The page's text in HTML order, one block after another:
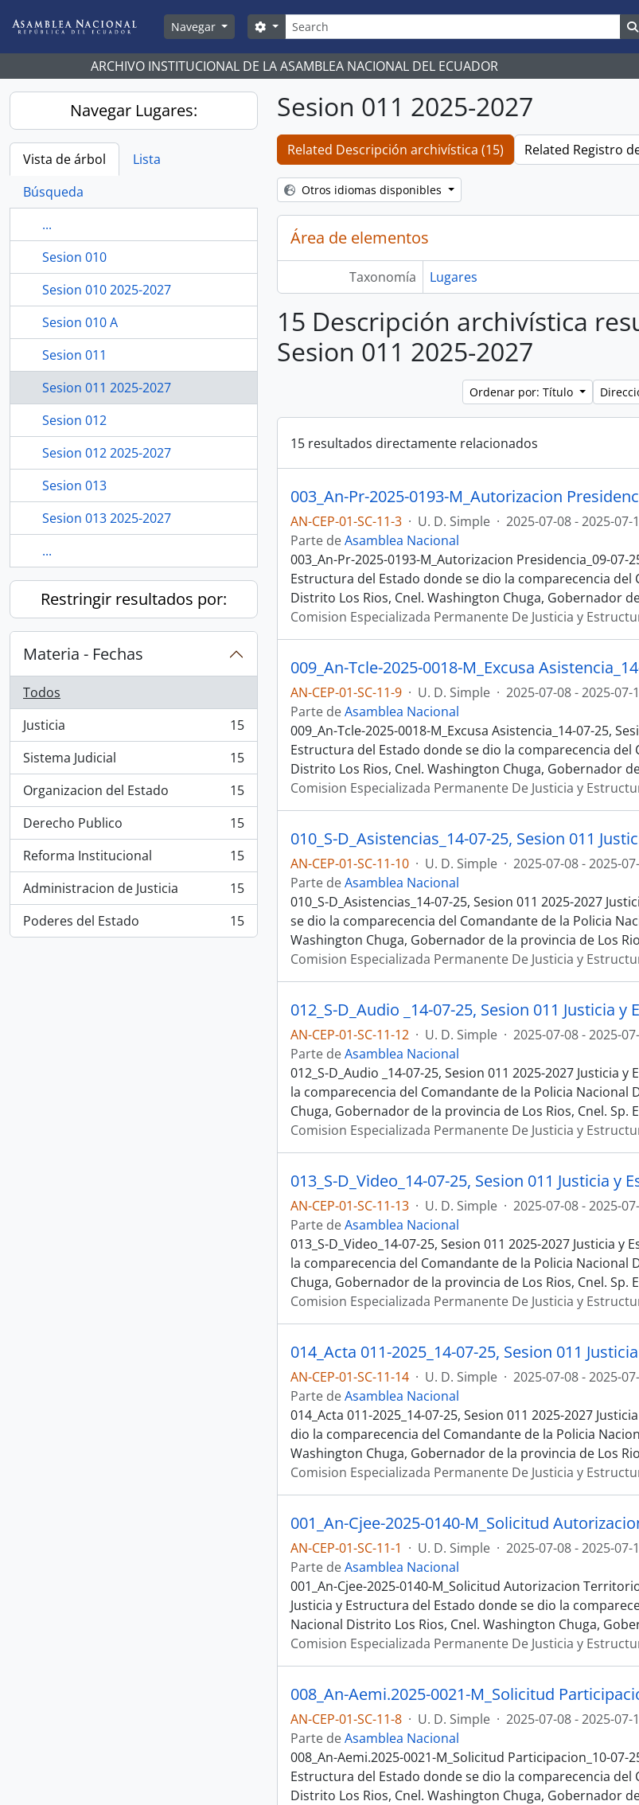
Navegar
Búsqueda
Search options
ARCHIVO INSTITUCIONAL DE LA ASAMBLEA NACIONAL DEL ECUADOR
Navegar Lugares:
Vista de árbol
Lista
Búsqueda
...
Sesion 010
Sesion 010 2025-2027
Sesion 010 A
Sesion 011
Sesion 011 2025-2027
Sesion 012
Sesion 012 2025-2027
Sesion 013
Sesion 013 2025-2027
...
Restringir resultados por:
Materia - Fechas
Todos
Justicia
, 15 resultados
15
Sistema Judicial
, 15 resultados
15
Organizacion del Estado
, 15 resultados
15
Derecho Publico
, 15 resultados
15
Reforma Institucional
, 15 resultados
15
Administracion de Justicia
, 15 resultados
15
Poderes del Estado
, 15 resultados 15
Sesion 011 2025-2027
Related Descripción archivística (15) Related Registro
Otros idiomas disponibles
Área de elementos
Taxonomía Lugares
15 Descripción archivística
Sesion 011 2025-2027
Ordenar por: Título
15 resultados directamente relacionados
AN-CEP-01-SC-11-3 · U. D. Simple · 2025-07-08 - 2025-07-
Parte deAsamblea Nacional
003_An-Pr-2025-0193-M_Autorizacion Presidencia_09-07-
Estructura del Estado donde se dio la comparecencia del
Distrito Los Rios, Cnel. Washington Chuga, Gobernador
Comision Especializada Permanente De Justicia y
AN-CEP-01-SC-11-9 · U. D. Simple · 2025-07-08 - 2025-07-
Parte deAsamblea Nacional
009_An-Tcle-2025-0018-M_Excusa Asistencia_14-07-25,
Estructura del Estado donde se dio la comparecencia del
Distrito Los Rios, Cnel. Washington Chuga, Gobernador
Comision Especializada Permanente De Justicia y
AN-CEP-01-SC-11-10 · U. D. Simple · 2025-07-08 - 2025-
Parte deAsamblea Nacional
010_S-D_Asistencias_14-07-25, Sesion 011 2025-2027
se dio la comparecencia del Comandante de la Policia
Washington Chuga, Gobernador de la provincia de Los
Comision Especializada Permanente De Justicia y
012_S-D_Audio _14-07-25, Sesion 011 Justicia
AN-CEP-01-SC-11-12 · U. D. Simple · 2025-07-08 - 2025-
Parte deAsamblea Nacional
012_S-D_Audio _14-07-25, Sesion 011 2025-2027 Justicia
la comparecencia del Comandante de la Policia Nacional
Chuga, Gobernador de la provincia de Los Rios, Cnel. Sp.
Comision Especializada Permanente De Justicia y
013_S-D_Video_14-07-25, Sesion 011 Justicia y
AN-CEP-01-SC-11-13 · U. D. Simple · 2025-07-08 - 2025-
Parte deAsamblea Nacional
013_S-D_Video_14-07-25, Sesion 011 2025-2027 Justicia
la comparecencia del Comandante de la Policia Nacional
Chuga, Gobernador de la provincia de Los Rios, Cnel. Sp.
Comision Especializada Permanente De Justicia y
014_Acta 011-2025_14-07-25, Sesion 011
AN-CEP-01-SC-11-14 · U. D. Simple · 2025-07-08 - 2025-
Parte deAsamblea Nacional
014_Acta 011-2025_14-07-25, Sesion 011 2025-2027
dio la comparecencia del Comandante de la Policia
Washington Chuga, Gobernador de la provincia de Los
Comision Especializada Permanente De Justicia y
AN-CEP-01-SC-11-1 · U. D. Simple · 2025-07-08 - 2025-07-
Parte deAsamblea Nacional
001_An-Cjee-2025-0140-M_Solicitud Autorizacion
Justicia y Estructura del Estado donde se dio la
Nacional Distrito Los Rios, Cnel. Washington Chuga,
Comision Especializada Permanente De Justicia y
AN-CEP-01-SC-11-8 · U. D. Simple · 2025-07-08 - 2025-07-
Parte deAsamblea Nacional
008_An-Aemi.2025-0021-M_Solicitud Participacion_10-07-
Estructura del Estado donde se dio la comparecencia del
Distrito Los Rios, Cnel. Washington Chuga, Gobernador